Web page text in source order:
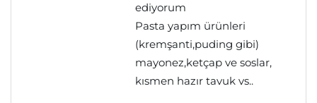
ediyorum
Pasta yapım ürünleri
(kremşanti,puding gibi)
mayonez,ketçap ve soslar,
kısmen hazır tavuk vs..